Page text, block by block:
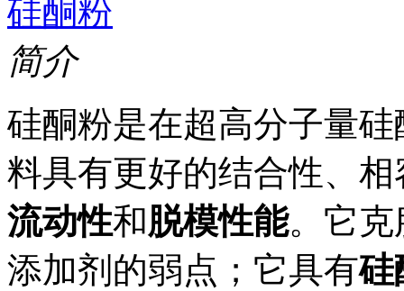
硅酮粉
简介
硅酮粉是在超高分子量
料具有更好的结合性、
流动性和脱模性能。它克
添加剂的弱点；它具有硅